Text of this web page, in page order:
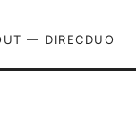
— DIRECDUO